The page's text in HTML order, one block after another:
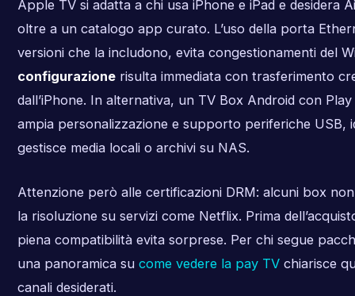
Apple TV si adatta a chi usa iPhone e iPad e desidera
oltre a un catalogo app curato. L’uso della porta
versioni che la includono, evita congestionamenti del
configurazionerisulta immediata con trasferimento
dall’iPhone. In alternativa, un TV Box Android con
ampia personalizzazione e supporto periferiche USB,
gestisce media locali o archivi su NAS.
Attenzione però alle certificazioni DRM: alcuni box
la risoluzione su servizi come Netflix. Prima
piena compatibilità evita sorprese. Per chi segue
una panoramica su come vedere la pay TVchiarisce
canali desiderati.